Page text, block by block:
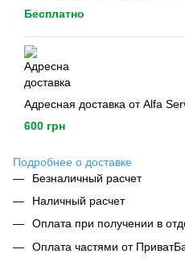
Бесплатно
Адресная доставка от Alfa
600 грн
Подробнее о доставке
Безналичный расчет
Наличный расчет
Оплата при получении в
Оплата частями от